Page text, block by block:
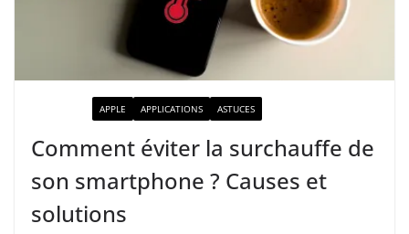
APPLE APPLICATIONS ASTUCES
Comment éviter la surchauffe de
son smartphone ? Causes et
solutions